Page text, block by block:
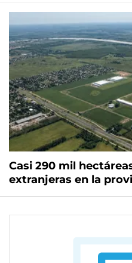
Casi 290 mil
extranjeras en la